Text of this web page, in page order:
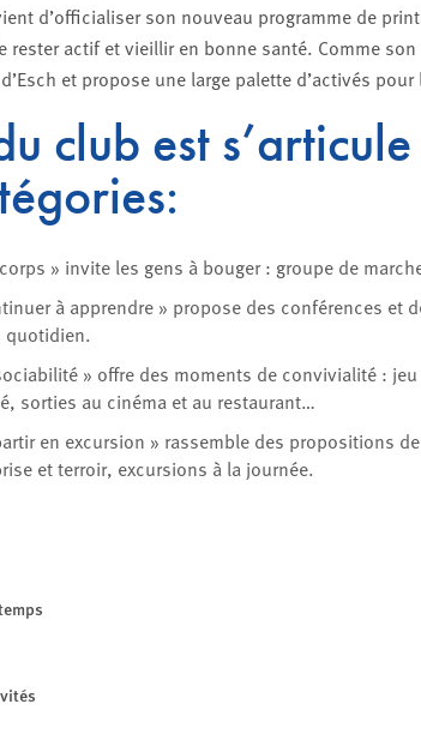
d’officialiser son nouveau programme de
rester actif et vieillir en bonne santé. Comme son
et propose une large palette d’activés pour
club est
» invite les gens à bouger : groupe de
à apprendre » propose des conférences et
quotidien.
» offre des moments de convivialité :
sorties au cinéma et au restaurant…
en excursion » rassemble des propositions
et terroir, excursions à la journée.